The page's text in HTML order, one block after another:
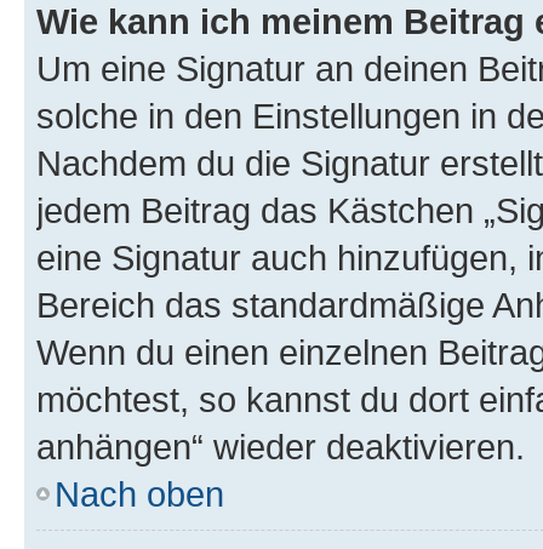
Wie kann ich meinem
Um eine Signatur an deinen
solche in den Einstellungen in
Nachdem du die Signatur
jedem Beitrag das Kästchen
eine Signatur auch hinzufügen,
Bereich das standardmäßige
Wenn du einen einzelnen
möchtest, so kannst du dort
anhängen“ wieder deaktivieren.
Nach oben